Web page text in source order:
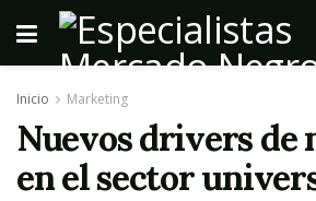
Inicio Marketing
Nuevos drivers de
en el sector